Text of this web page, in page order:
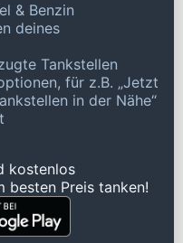
& Benzin
deines
Tankstellen
für z.B. „Jetzt
in der Nähe“
kostenlos
besten Preis tanken!